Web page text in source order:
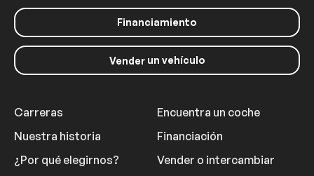
Financiamiento
Venderun vehículo
Carreras
Nuestra historia
¿Por qué elegirnos?
Encuentra un coche
Financiación
Vender o intercambiar